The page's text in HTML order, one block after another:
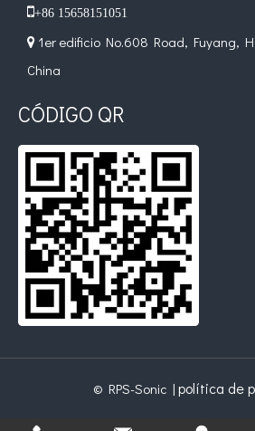
+86 15658151051
 1er edificio No.608 Road, Fuyang,
China
CÓDIGO QR
© RPS-Sonic | política de